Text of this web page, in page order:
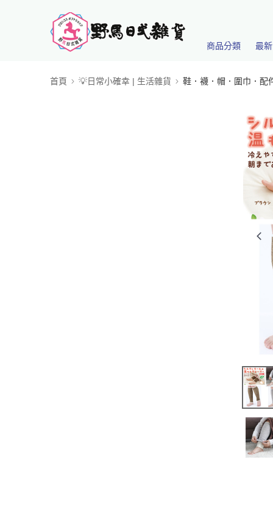
商品分類 最
首頁 💡日常小確幸 | 生活雜貨 鞋．襪．帽．圍巾．配